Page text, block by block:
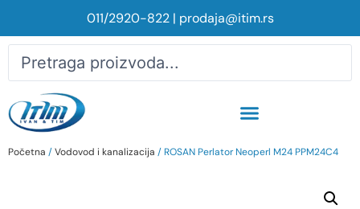
011/2920-822| prodaja@itim.rs
Početna /Vodovod i kanalizacija / ROSAN Perlator Neoperl M24 PPM24C4